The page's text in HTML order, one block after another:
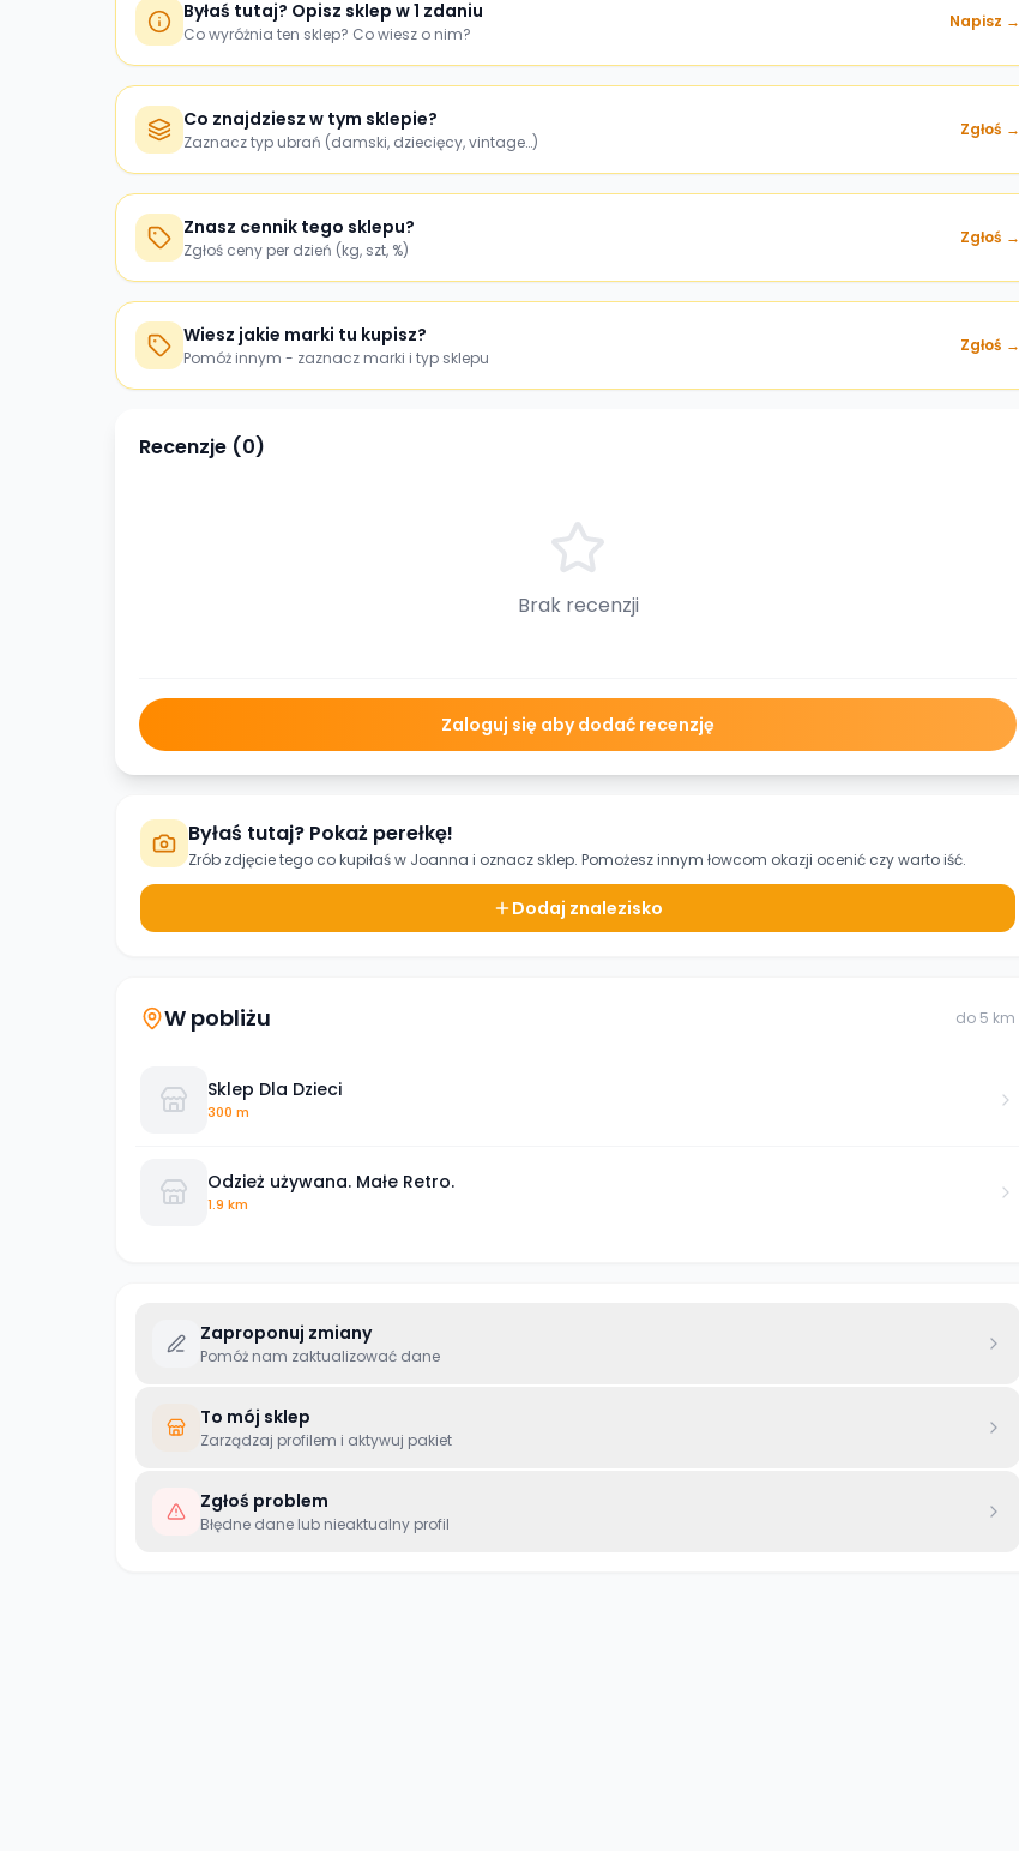
Byłaś tutaj? Opisz sklep w 1 zdaniu
Co wyróżnia ten sklep? Co wiesz o nim?
Napisz →
Co znajdziesz w tym sklepie?
Zaznacz typ ubrań (damski, dziecięcy, vintage…)
Zgłoś →
Znasz cennik tego sklepu?
Zgłoś ceny per dzień (kg, szt, %)
Zgłoś →
Wiesz jakie marki tu kupisz?
Pomóż innym - zaznacz marki i typ sklepu
Zgłoś →
Recenzje (0)
Brak recenzji
Zaloguj się aby dodać recenzję
Byłaś tutaj? Pokaż perełkę!
Zrób zdjęcie tego co kupiłaś w Joanna i oznacz sklep. Pomożesz innym łowcom okazji ocenić czy warto iść.
Dodaj znalezisko
W pobliżu do 5 km
Sklep Dla Dzieci
300 m
Odzież używana. Małe Retro.
1.9 km
Zaproponuj zmiany
Pomóż nam zaktualizować dane
To mój sklep
Zarządzaj profilem i aktywuj pakiet
Zgłoś problem
Błędne dane lub nieaktualny profil